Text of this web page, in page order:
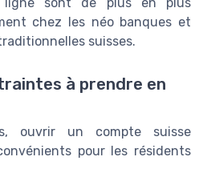
chez les néo banques et
suisses.
à prendre en
ouvrir un compte suisse
pour les résidents